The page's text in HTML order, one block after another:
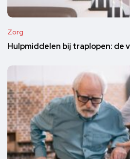
Zorg
Hulpmiddelen bij traplopen: de